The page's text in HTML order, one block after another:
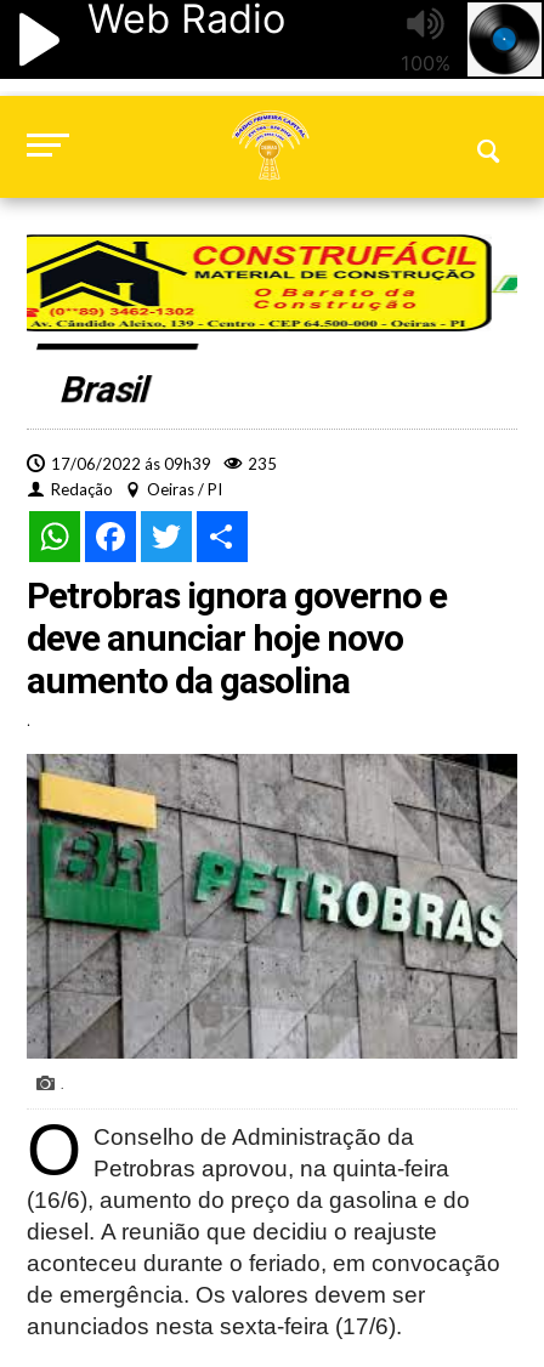
Brasil
17/06/2022 ás 09h39
235
Redação
Oeiras / PI
WhatsAppFacebookTwitter
Petrobras ignora governo e
deve anunciar hoje novo
aumento da gasolina
.
.
O
Conselho de Administração da
Petrobras aprovou, na quinta-feira
(16/6), aumento do preço da gasolina e do
diesel. A reunião que decidiu o reajuste
aconteceu durante o feriado, em convocação
de emergência. Os valores devem ser
anunciados nesta sexta-feira (17/6).